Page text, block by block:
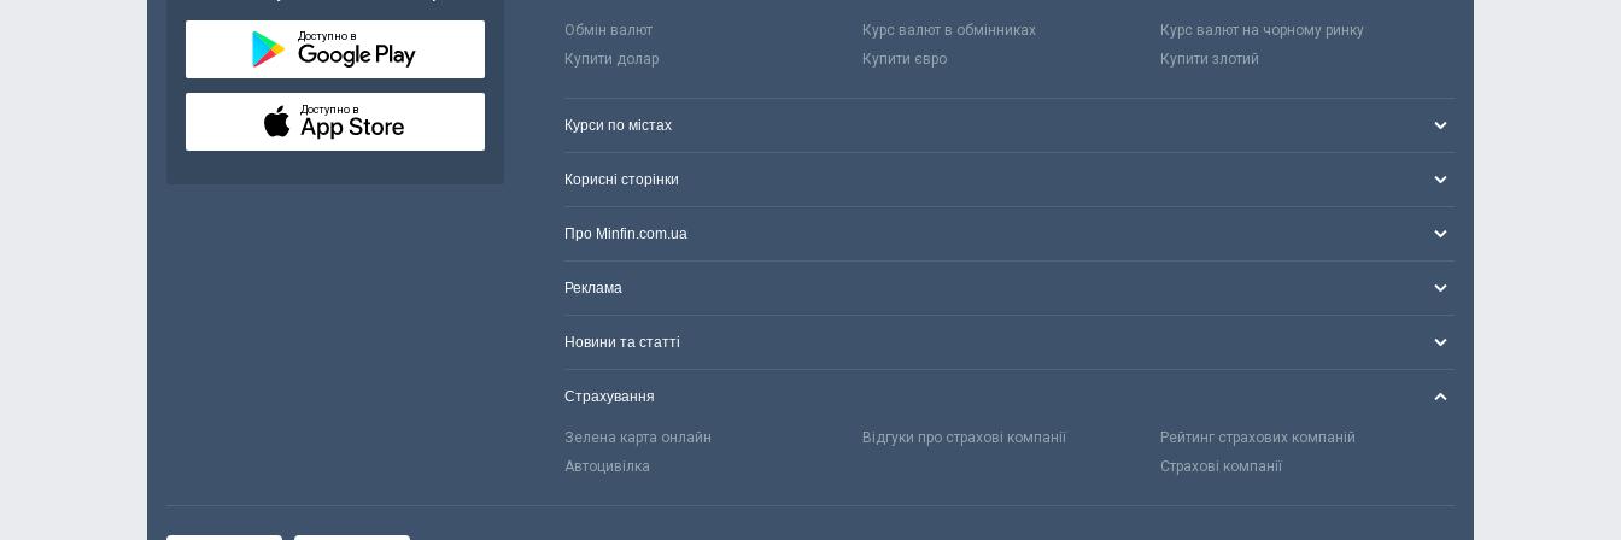
Доступно в
Доступно в
Обмін валют Курс валют в обмінниках
Курс валют на чорному ринку
Купити долар
Купити євро Купити злотий
Курси по містах
Корисні сторінки
Про Minfin.com.ua
Реклама
Новини та статті
Страхування
Зелена карта онлайн Відгуки про страхові компанії
Рейтинг страхових компаній
Автоцивілка
Страхові компанії